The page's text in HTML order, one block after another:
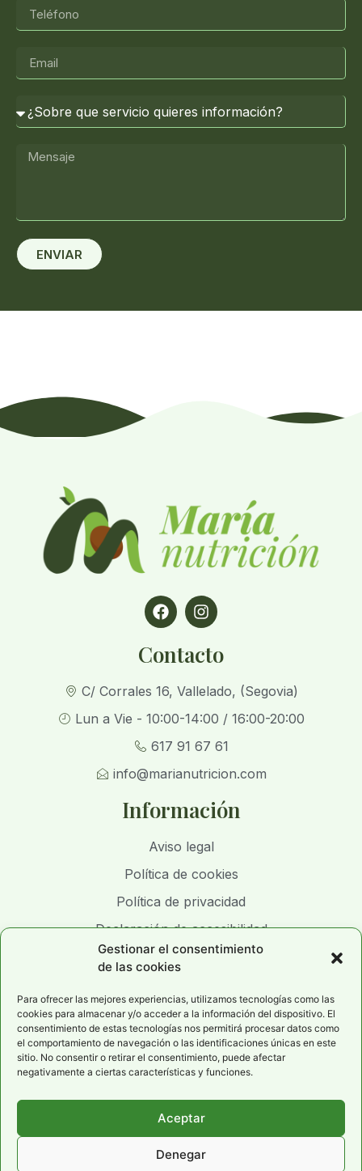
Gestionar el consentimiento
de las cookies
Para ofrecer las mejores experiencias, utilizamos tecnologías como las
cookies para almacenar y/o acceder a la información del dispositivo. El
consentimiento de estas tecnologías nos permitirá procesar datos como
el comportamiento de navegación o las identificaciones únicas en este
sitio. No consentir o retirar el consentimiento, puede afectar
negativamente a ciertas características y funciones.
Aceptar
Denegar
ENVIAR
Contacto
C/ Corrales 16, Vallelado, (Segovia)
Lun a Vie - 10:00-14:00 / 16:00-20:00
617 91 67 61
info@marianutricion.com
Información
Aviso legal
Política de cookies
Política de privacidad
Declaración de accesibilidad